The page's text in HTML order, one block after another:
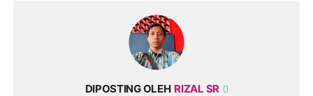
DIPOSTING OLEH RIZAL SR